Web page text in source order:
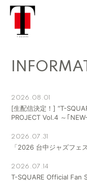
SCHEDULE
BIOGRAPHY
VIDEO
CALENDAR
2026.08.01
[生配信決定！] “T-
PROJECT Vol.4 ～｢
2026.07.31
「2026 台中ジャズフェ
2026.07.14
T-SQUARE Official Fan